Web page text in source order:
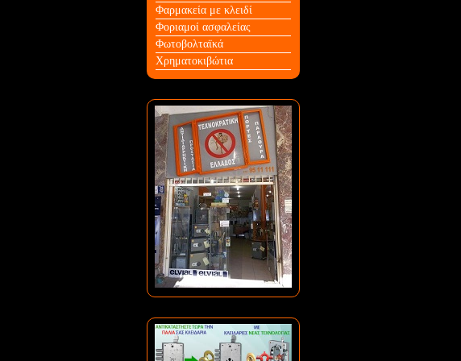
Φαρμακεία με κλειδί
Φοριαμοί ασφαλείας
Φωτοβολταϊκά
Χρηματοκιβώτια